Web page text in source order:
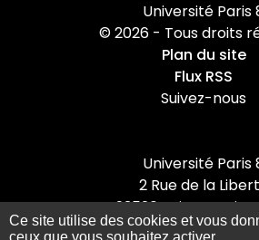
Université Paris
© 2026 - Tous droits
Plan du site
Flux RSS
Suivez-nous
Université Paris
2 Rue de la
93526 Saint-Denis
Tel : +33(0)1 49 40
Ce site utilise des cookies et vous
ceux que vous souhaitez activer